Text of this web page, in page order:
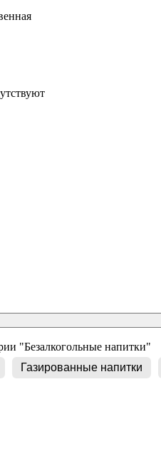
"Безалкогольные напитки"
Газированные напитки